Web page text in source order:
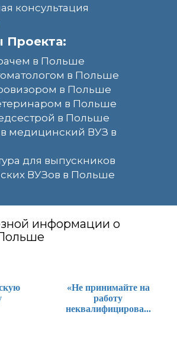
консультация
Проекта:
в Польше
в Польше
в Польше
в Польше
в Польше
медицинский ВУЗ в
для выпускников
ВУЗов в Польше
информации о
«Не принимайте на
работу
неквалифицирова...